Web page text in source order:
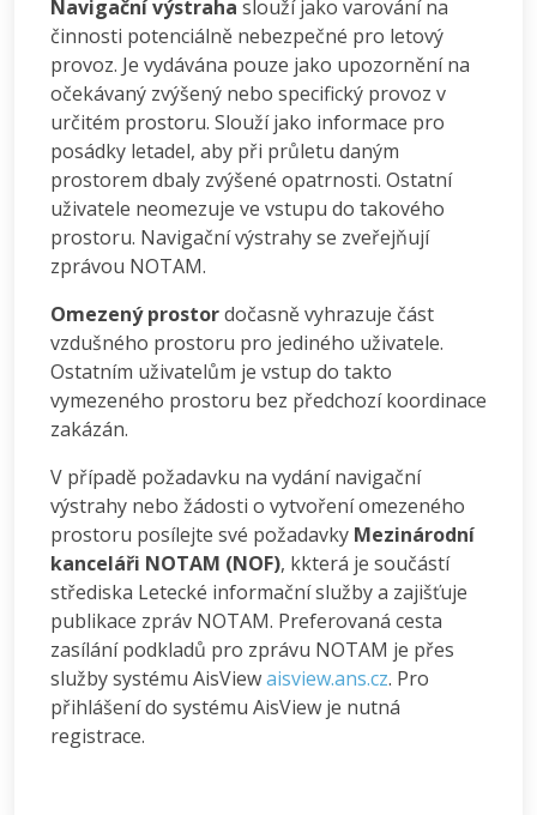
Navigační výstraha slouží jako varování na
činnosti potenciálně nebezpečné pro letový
provoz. Je vydávána pouze jako upozornění na
očekávaný zvýšený nebo specifický provoz v
určitém prostoru. Slouží jako informace pro
posádky letadel, aby při průletu daným
prostorem dbaly zvýšené opatrnosti. Ostatní
uživatele neomezuje ve vstupu do takového
prostoru. Navigační výstrahy se zveřejňují
zprávou NOTAM.
Omezený prostordočasně vyhrazuje část
vzdušného prostoru pro jediného uživatele.
Ostatním uživatelům je vstup do takto
vymezeného prostoru bez předchozí koordinace
zakázán.
V případě požadavku na vydání navigační
výstrahy nebo žádosti o vytvoření omezeného
prostoru posílejte své požadavky Mezinárodní
kanceláři NOTAM (NOF), kkterá je součástí
střediska Letecké informační služby a zajišťuje
publikace zpráv NOTAM. Preferovaná cesta
zasílání podkladů pro zprávu NOTAM je přes
služby systému AisViewaisview.ans.cz. Pro
přihlášení do systému AisView je nutná
registrace.